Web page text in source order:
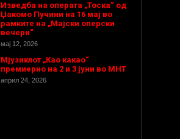
Изведба на операта „Тоска“ од
Џакомо Пучини на 16 мај во
рамките на „Мајски оперски
вечери“
мај 12, 2026
Мјузиклот „Као какао“
премиерно на 2 и 3 јуни во МНТ
април 24, 2026